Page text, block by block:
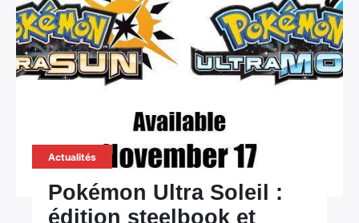
Actualités
Pokémon Ultra Soleil :
édition steelbook et